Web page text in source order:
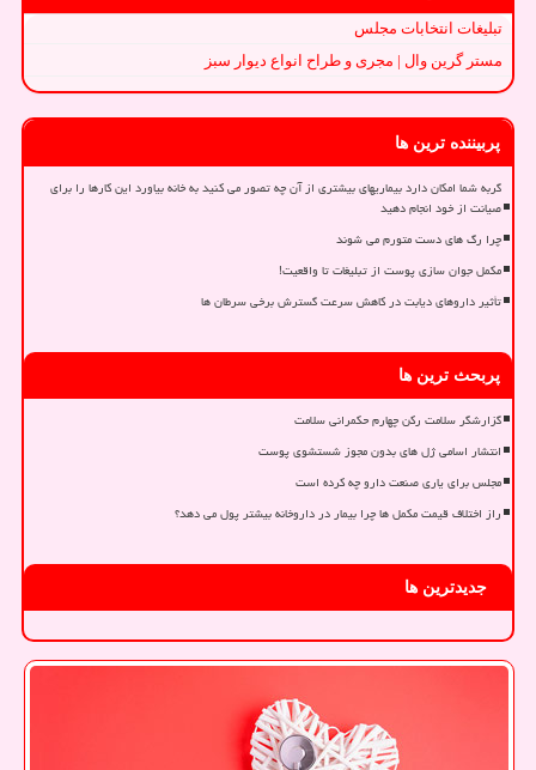
تبلیغات انتخابات مجلس
مستر گرین وال | مجری و طراح انواع دیوار سبز
پربیننده ترین ها
گربه شما امکان دارد بیماریهای بیشتری از آن چه تصور می کنید به خانه بیاورد این کارها را برای
صیانت از خود انجام دهید
چرا رگ های دست متورم می شوند
مکمل جوان سازی پوست از تبلیغات تا واقعیت!
تأثیر داروهای دیابت در کاهش سرعت گسترش برخی سرطان ها
پربحث ترین ها
گزارشگر سلامت رکن چهارم حکمرانی سلامت
انتشار اسامی ژل های بدون مجوز شستشوی پوست
مجلس برای یاری صنعت دارو چه کرده است
راز اختلاف قیمت مکمل ها چرا بیمار در داروخانه بیشتر پول می دهد؟
جدیدترین ها